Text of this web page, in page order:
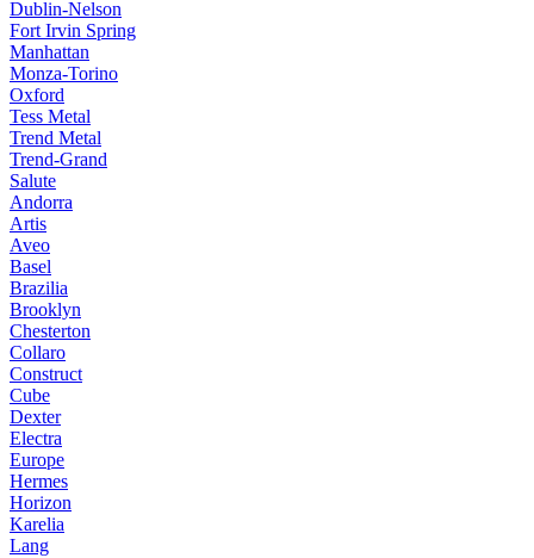
Dublin-Nelson
Fort Irvin Spring
Manhattan
Monza-Torino
Oxford
Tess Metal
Trend Metal
Trend-Grand
Salute
Andorra
Artis
Aveo
Basel
Brazilia
Brooklyn
Chesterton
Collaro
Construct
Cube
Dexter
Electra
Europe
Hermes
Horizon
Karelia
Lang